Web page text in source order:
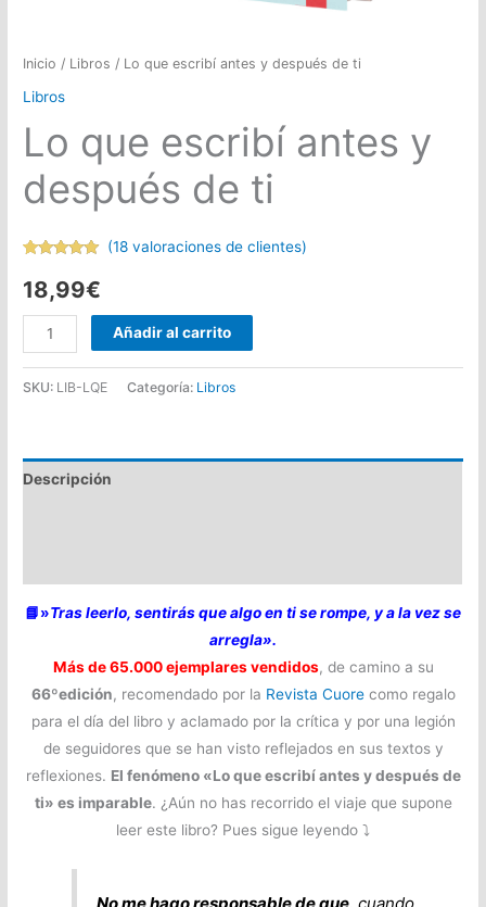
Inicio / Libros / Lo que escribí antes y después de ti
Libros
Lo que escribí antes y
después de ti
con
5.00de
5 en base a
de clientes
(18valoraciones de clientes)
18,99€
que
escribí
después
de
Añadir al carrito
SKU: LIB-LQE Categoría: Libros
Descripción
📘»Tras leerlo, sentirás que algo en ti se rompe, y a la vez se
arregla».
Más de 65.000 ejemplares vendidos, de camino a su
66ºedición, recomendado por la Revista Cuorecomo regalo
para el día del libro y aclamado por la crítica y por una legión
de seguidores que se han visto reflejados en sus textos y
reflexiones. El fenómeno «Lo que escribí antes y después de
ti» es imparable. ¿Aún no has recorrido el viaje que supone
leer este libro? Pues sigue leyendo ⤵️
No me hago responsable de que, cuando